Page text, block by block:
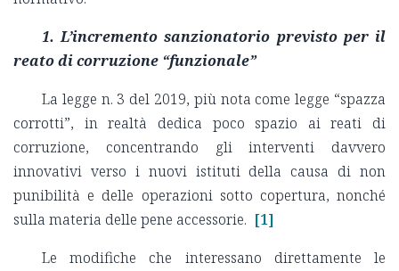
1. L’incremento sanzionatorio previsto per il
reato di corruzione “funzionale”
La legge n. 3 del 2019, più nota come legge “spazza
corrotti”, in realtà dedica poco spazio ai reati di
corruzione, concentrando gli interventi davvero
innovativi verso i nuovi istituti della causa di non
punibilità e delle operazioni sotto copertura, nonché
sulla materia delle pene accessorie. [1]
Le modifiche che interessano direttamente le